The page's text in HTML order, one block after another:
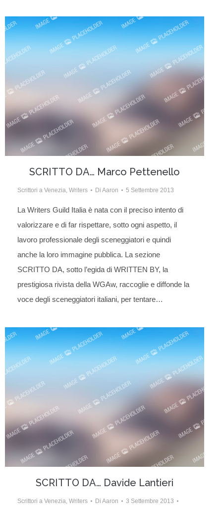
SCRITTO DA… Marco Pettenello
Scrittori a Venezia, Writers Di Aaron 5 Settembre 2013
La Writers Guild Italia è nata con il preciso intento di
valorizzare e di far rispettare, sotto ogni aspetto, il
lavoro professionale degli sceneggiatori e quindi
anche la loro immagine pubblica. La sezione
SCRITTO DA, sotto l’egida di WRITTEN BY, la
prestigiosa rivista della WGAw, raccoglie e diffonde la
voce degli sceneggiatori italiani, per tentare…
SCRITTO DA… Davide Lantieri
Scrittori a Venezia, Writers Di Aaron 3 Settembre 2013